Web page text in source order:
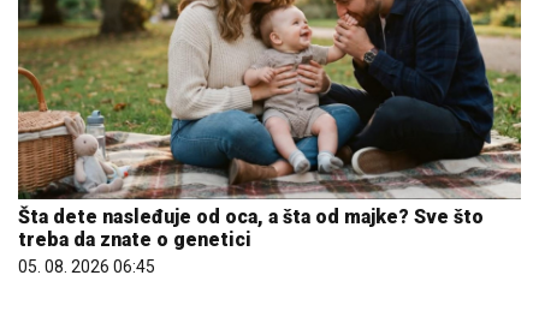
Šta dete nasleđuje od oca, a šta od majke? Sve što
treba da znate o genetici
05. 08. 2026 06:45